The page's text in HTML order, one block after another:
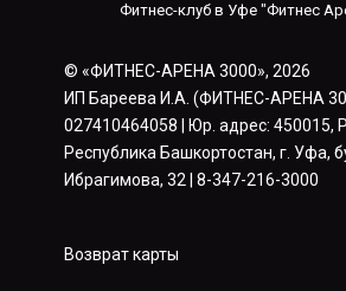
Фитнес-клуб в Уфе "Фитнес
© «ФИТНЕС-АРЕНА 3000», 2026
ИП Бареева И.А. (ФИТНЕС-АРЕНА
027410464058 | Юр. адрес: 450015,
Республика Башкортостан, г. Уфа,
Ибрагимова, 32 | 8-347-216-3000
Возврат карты